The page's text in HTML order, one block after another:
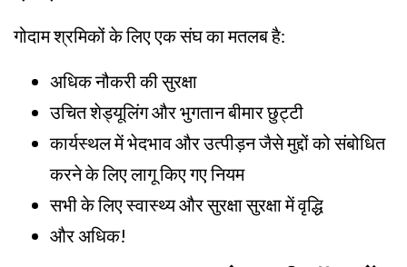
गोदाम श्रमिकों के लिए एक संघ का मतलब है:
अधिक नौकरी की सुरक्षा
उचित शेड्यूलिंग और भुगतान बीमार छुट्टी
कार्यस्थल में भेदभाव और उत्पीड़न जैसे मुद्दों को संबोधित
करने के लिए लागू किए गए नियम
सभी के लिए स्वास्थ्य और सुरक्षा सुरक्षा में वृद्धि
और अधिक!